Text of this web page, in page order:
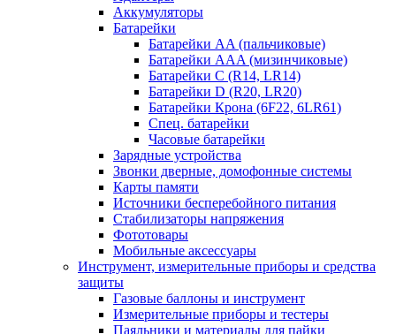
Аккумуляторы
Батарейки
Батарейки AA (пальчиковые)
Батарейки AAA (мизинчиковые)
Батарейки C (R14, LR14)
Батарейки D (R20, LR20)
Батарейки Крона (6F22, 6LR61)
Спец. батарейки
Часовые батарейки
Зарядные устройства
Звонки дверные, домофонные системы
Карты памяти
Источники бесперебойного питания
Стабилизаторы напряжения
Фототовары
Мобильные аксессуары
Инструмент, измерительные приборы и средства
защиты
Газовые баллоны и инструмент
Измерительные приборы и тестеры
Паяльники и материалы для пайки